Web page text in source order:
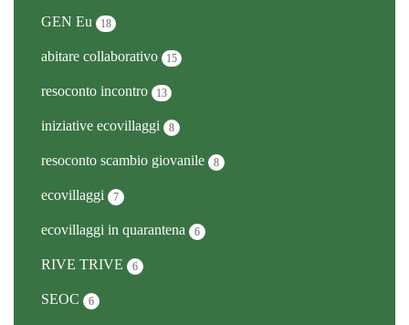
GEN Eu 18
abitare collaborativo 15
resoconto incontro 13
iniziative ecovillaggi 8
resoconto scambio giovanile 8
ecovillaggi 7
ecovillaggi in quarantena 6
RIVE TRIVE 6
SEOC 6